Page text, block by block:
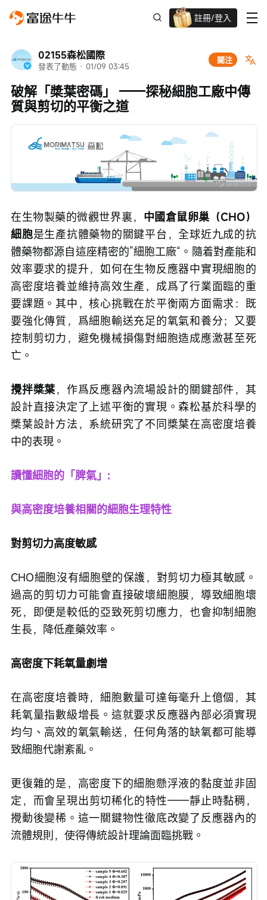
註冊/登入
02155森松國際
發表了動態 · 01/09 03:45
關注
破解「槳葉密碼」 ——探秘細胞工廠中傳
質與剪切的平衡之道
在生物製藥的微觀世界裏， 中國倉鼠卵巢（CHO）
細胞是生產抗體藥物的關鍵平台，全球近九成的抗
體藥物都源自這座精密的”細胞工廠“。隨着對產能和
效率要求的提升，如何在生物反應器中實現細胞的
高密度培養並維持高效生產，成爲了行業面臨的重
要課題。其中，核心挑戰在於平衡兩方面需求：既
要強化傳質，爲細胞輸送充足的氧氣和養分；又要
控制剪切力，避免機械損傷對細胞造成應激甚至死
亡。
攪拌槳葉，作爲反應器內流場設計的關鍵部件，其
設計直接決定了上述平衡的實現。森松基於科學的
槳葉設計方法，系統研究了不同槳葉在高密度培養
中的表現。
讀懂細胞的「脾氣」:
與高密度培養相關的細胞生理特性
對剪切力高度敏感
CHO細胞沒有細胞壁的保護，對剪切力極其敏感。
過高的剪切力可能會直接破壞細胞膜，導致細胞壞
死，即便是較低的亞致死剪切應力，也會抑制細胞
生長，降低產藥效率。
高密度下耗氧量劇增
在高密度培養時，細胞數量可達每毫升上億個，其
耗氧量指數級增長。這就要求反應器內部必須實現
均勻、高效的氧氣輸送，任何角落的缺氧都可能導
致細胞代謝紊亂。
更復雜的是，高密度下的細胞懸浮液的黏度並非固
定，而會呈現出剪切稀化的特性——靜止時黏稠，
攪動後變稀。這一關鍵物性徹底改變了反應器內的
流體規則，使得傳統設計理論面臨挑戰。